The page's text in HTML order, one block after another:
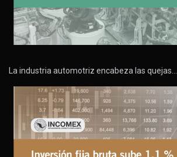
La industria automotriz encabeza las quejas…